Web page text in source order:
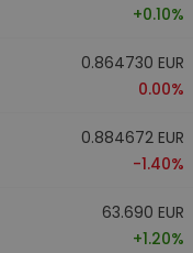
+0.10%
0.864730 EUR
0.00%
0.884672 EUR
-1.40%
63.690 EUR
+1.20%